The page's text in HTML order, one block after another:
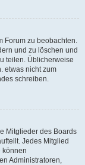
Forum zu beobachten.
und zu löschen und
teilen. Üblicherweise
etwas nicht zum
schreiben.
Mitglieder des Boards
Jedes Mitglied
können
Administratoren,